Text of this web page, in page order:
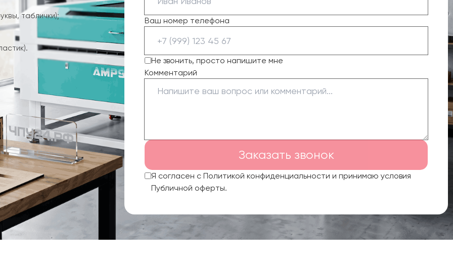
таблички);
Ваш номер телефона
Не звонить, просто напишите мне
Комментарий
Заказать звонок
Я согласен с Политикой конфиденциальности и принимаю условия
Публичной оферты.